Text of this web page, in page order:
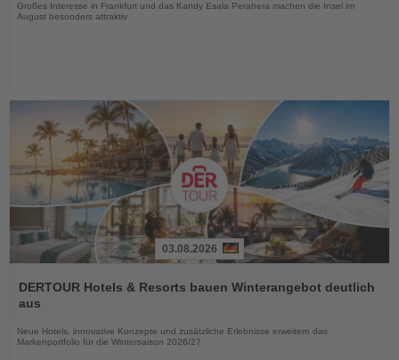
Großes Interesse in Frankfurt und das Kandy Esala Perahera machen die Insel im
August besonders attraktiv
Sie
die
03.08.2026
DERTOUR Hotels & Resorts bauen Winterangebot deutlich
aus
Neue Hotels, innovative Konzepte und zusätzliche Erlebnisse erweitern das
Markenportfolio für die Wintersaison 2026/27